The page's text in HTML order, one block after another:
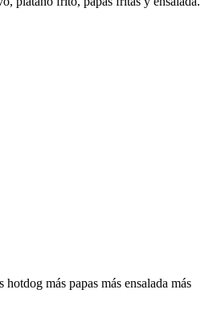
más papas más ensalada más